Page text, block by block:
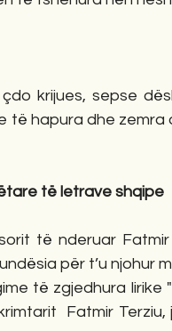
krijues, sepse
të hapura dhe zemra
të letrave shqipe
të nderuar
për t’u njohur
të zgjedhura lirike "
Fatmir